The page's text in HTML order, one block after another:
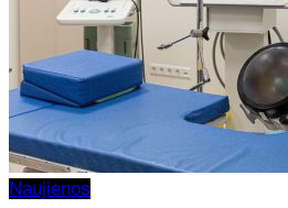
Naujienos